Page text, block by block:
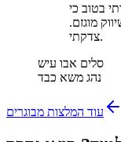
בטוב כי
מוגזם.
צדקתי.
סלים אבו עיש
נהג משא כבד
עוד המלצות מבוגרים